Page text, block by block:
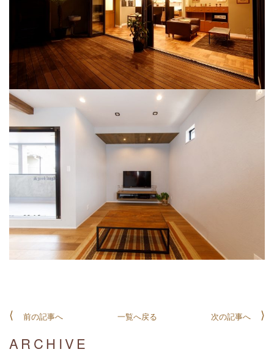
前の記事へ 一覧へ戻る 次の記事へ
ARCHIVE